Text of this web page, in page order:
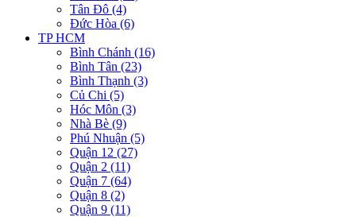
Tân Đô (4)
Đức Hòa (6)
TP HCM
Bình Chánh (16)
Bình Tân (23)
Bình Thạnh (3)
Củ Chi (5)
Hóc Môn (3)
Nhà Bè (9)
Phú Nhuận (5)
Quận 12 (27)
Quận 2 (11)
Quận 7 (64)
Quận 8 (2)
Quận 9 (11)